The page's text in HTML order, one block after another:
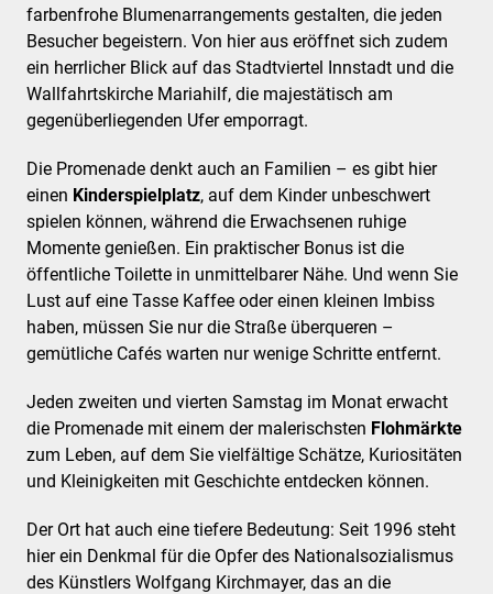
farbenfrohe Blumenarrangements gestalten, die jeden
Besucher begeistern. Von hier aus eröffnet sich zudem
ein herrlicher Blick auf das Stadtviertel Innstadt und die
Wallfahrtskirche Mariahilf, die majestätisch am
gegenüberliegenden Ufer emporragt.
Die Promenade denkt auch an Familien – es gibt hier
einen Kinderspielplatz, auf dem Kinder unbeschwert
spielen können, während die Erwachsenen ruhige
Momente genießen. Ein praktischer Bonus ist die
öffentliche Toilette in unmittelbarer Nähe. Und wenn Sie
Lust auf eine Tasse Kaffee oder einen kleinen Imbiss
haben, müssen Sie nur die Straße überqueren –
gemütliche Cafés warten nur wenige Schritte entfernt.
Jeden zweiten und vierten Samstag im Monat erwacht
die Promenade mit einem der malerischsten Flohmärkte
zum Leben, auf dem Sie vielfältige Schätze, Kuriositäten
und Kleinigkeiten mit Geschichte entdecken können.
Der Ort hat auch eine tiefere Bedeutung: Seit 1996 steht
hier ein Denkmal für die Opfer des Nationalsozialismus
des Künstlers Wolfgang Kirchmayer, das an die